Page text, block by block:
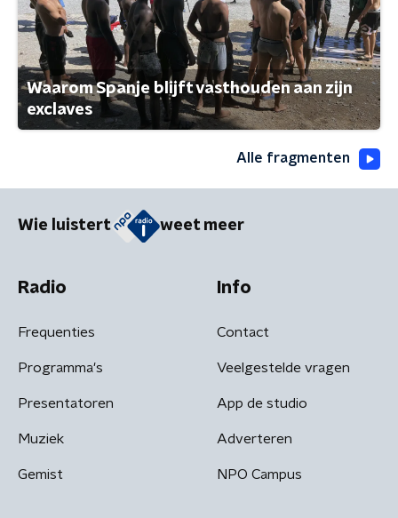
Waarom Spanje blijft vasthouden aan zijn
exclaves
Alle fragmenten
Wie luistert weet meer
Radio
Frequenties
Programma's
Presentatoren
Muziek
Gemist
Info
Contact
Veelgestelde vragen
App de studio
Adverteren
NPO Campus